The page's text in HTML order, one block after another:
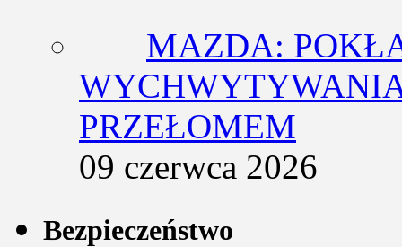
MAZDA:
PRZEŁOMEM
09 czerwca 2026
Bezpieczeństwo